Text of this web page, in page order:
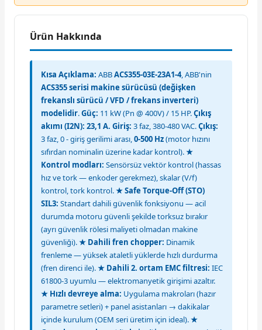
Ürün Hakkında
Kısa Açıklama: ABBACS355-03E-23A1-4, ABB'nin
ACS355 serisi makine sürücüsü (değişken
frekanslı sürücü / VFD / frekans inverteri)
modelidir.Güç: 11 kW (Pn @ 400V) / 15 HP.Çıkış
akımı (I2N): 23,1 A. Giriş: 3 faz, 380-480 VAC.Çıkış:
3 faz, 0 - giriş gerilimi arası,0-500 Hz(motor hızını
sıfırdan nominalin üzerine kadar kontrol).★
Kontrol modları: Sensörsüz vektör kontrol (hassas
hız ve tork — enkoder gerekmez), skalar (V/f)
kontrol, tork kontrol.★ Safe Torque-Off (STO)
SIL3: Standart dahili güvenlik fonksiyonu — acil
durumda motoru güvenli şekilde torksuz bırakır
(ayrı güvenlik rölesi maliyeti olmadan makine
güvenliği).★ Dahili fren chopper: Dinamik
frenleme — yüksek ataletli yüklerde hızlı durdurma
(fren direnci ile).★ Dahili 2. ortam EMC filtresi: IEC
61800-3 uyumlu — elektromanyetik girişimi azaltır.
★ Hızlı devreye alma: Uygulama makroları (hazır
parametre setleri) + panel asistanları → dakikalar
içinde kurulum (OEM seri üretim için ideal).★